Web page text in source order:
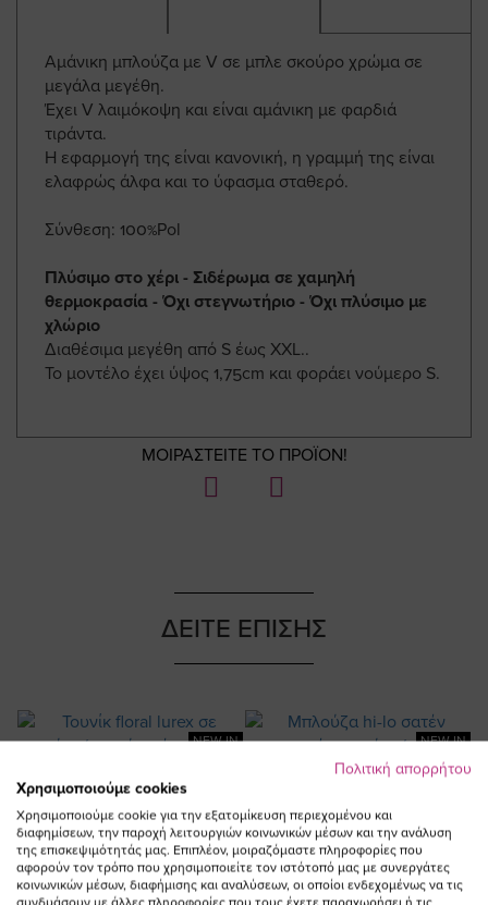
Αμάνικη μπλούζα με V σε μπλε σκούρο χρώμα σε
μεγάλα μεγέθη.
Έχει V λαιμόκοψη και είναι αμάνικη με φαρδιά
τιράντα.
Η εφαρμογή της είναι κανονική, η γραμμή της είναι
ελαφρώς άλφα και το ύφασμα σταθερό.
Σύνθεση: 100%Pol
Πλύσιμο στο χέρι - Σιδέρωμα σε χαμηλή
θερμοκρασία - Όχι στεγνωτήριο - Όχι πλύσιμο με
χλώριο
Διαθέσιμα μεγέθη από S έως ΧXL..
Το μοντέλο έχει ύψος 1,75cm και φοράει νούμερο S.
ΜΟΙΡΑΣΤΕΙΤΕ ΤΟ ΠΡΟΪΟΝ!
NEW IN NEW IN
ΔΕΙΤΕ ΕΠΙΣΗΣ
Πολιτική απορρήτου
Χρησιμοποιούμε cookies
Χρησιμοποιούμε cookie για την εξατομίκευση περιεχομένου και
διαφημίσεων, την παροχή λειτουργιών κοινωνικών μέσων και την ανάλυση
της επισκεψιμότητάς μας. Επιπλέον, μοιραζόμαστε πληροφορίες που
αφορούν τον τρόπο που χρησιμοποιείτε τον ιστότοπό μας με συνεργάτες
κοινωνικών μέσων, διαφήμισης και αναλύσεων, οι οποίοι ενδεχομένως να τις